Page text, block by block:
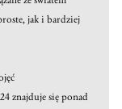
jak i bardziej
znajduje się ponad